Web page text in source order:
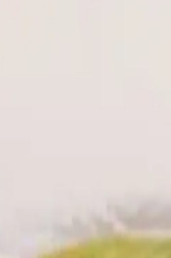
Tu anfitriónUbicaciónReseñas